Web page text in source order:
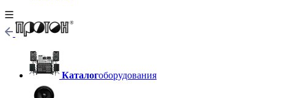
Каталогоборудования